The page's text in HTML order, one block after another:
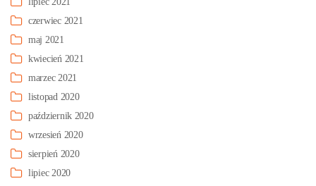
czerwiec 2021
maj 2021
kwiecień 2021
marzec 2021
listopad 2020
październik 2020
wrzesień 2020
sierpień 2020
lipiec 2020